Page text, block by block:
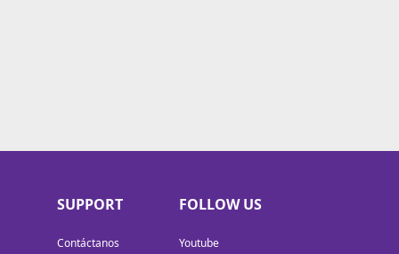
SUPPORT
Contáctanos
FOLLOW US
Youtube